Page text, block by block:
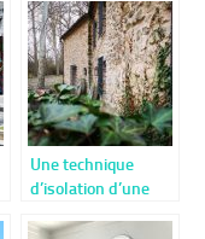
Une technique
d’isolation d’une